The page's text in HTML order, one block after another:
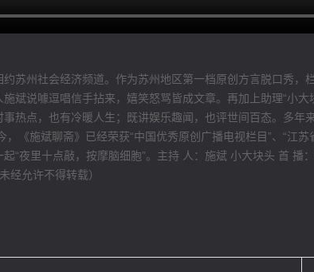
苏州社会经济频道。作为苏州地区第一档原创方言脱口秀
斌说噱逗唱信手拈来，嬉笑怒骂皆成文章。再加上助理“小
热点，也有冷暖人生；既讲娱乐趣闻，也评世间百态。多
《施斌聊斋》已经荣获“中国优秀原创广播电视栏目”、“江
“夜里十点敲，按摩脑细胞”。主持 人：施斌 小大块头 首
经允许不得转载）